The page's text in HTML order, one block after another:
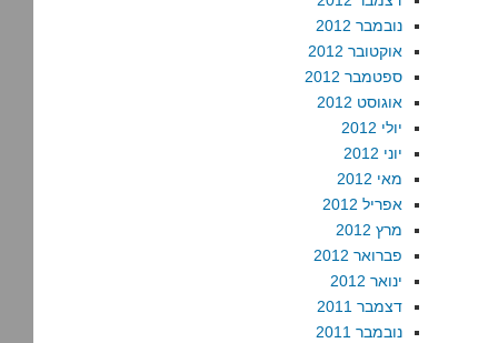
נובמבר 2012
אוקטובר 2012
ספטמבר 2012
אוגוסט 2012
יולי 2012
יוני 2012
מאי 2012
אפריל 2012
מרץ 2012
פברואר 2012
ינואר 2012
דצמבר 2011
נובמבר 2011